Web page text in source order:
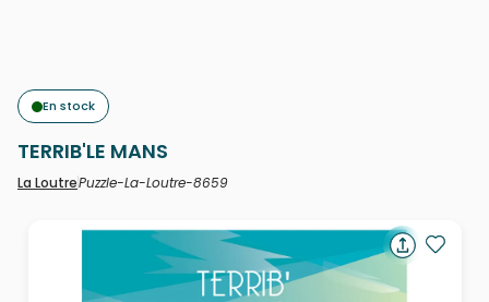
En stock
TERRIB'LE MANS
La LoutrePuzzle-La-Loutre-8659